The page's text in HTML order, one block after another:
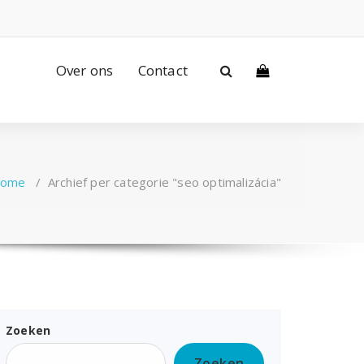
Over ons Contact
/ Archief per categorie "seo optimalizácia"
Zoeken